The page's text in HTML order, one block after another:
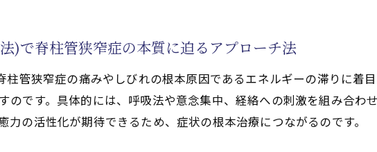
法で活性化するクンダリニー覚醒を支える気功治療(天啓気功治療や
治療や療法)における呼吸法と瞑想の効果的な使い方
療や療法で活性化するクンダリニーを覚醒させるためのステップ解説
に役立つ気功治療(天啓気功治療や療法)実践ポイント
エネルギーワークの継続的実践法
)で脊柱管狭窄症の本質に迫るアプローチ法
管狭窄症の痛みやしびれの根本原因であるエネルギーの滞りに着
のです。具体的には、呼吸法や意念集中、経絡への刺激を組み合わ
力の活性化が期待できるため、症状の根本治療につながるのです。